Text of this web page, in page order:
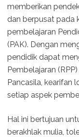
memberikan
dan berpusat pada
pembelajaran
(PAK). Dengan
pendidik dapat
Pembelajaran
Pancasila, kearifan
setiap aspek
Hal ini bertujuan
berakhlak mulia,